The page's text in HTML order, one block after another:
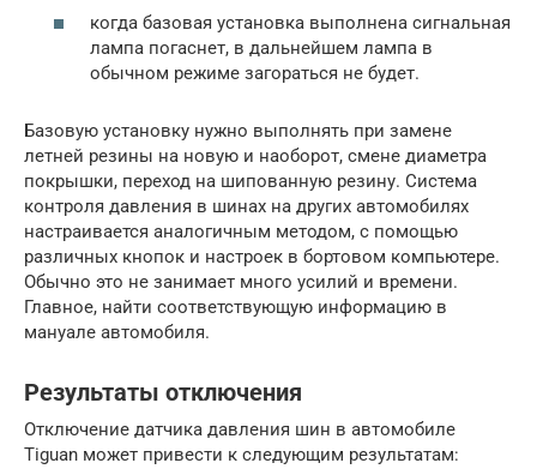
когда базовая установка выполнена сигнальная
лампа погаснет, в дальнейшем лампа в
обычном режиме загораться не будет.
Базовую установку нужно выполнять при замене
летней резины на новую и наоборот, смене диаметра
покрышки, переход на шипованную резину. Система
контроля давления в шинах на других автомобилях
настраивается аналогичным методом, с помощью
различных кнопок и настроек в бортовом компьютере.
Обычно это не занимает много усилий и времени.
Главное, найти соответствующую информацию в
мануале автомобиля.
Результаты отключения
Отключение датчика давления шин в автомобиле
Tiguan может привести к следующим результатам: